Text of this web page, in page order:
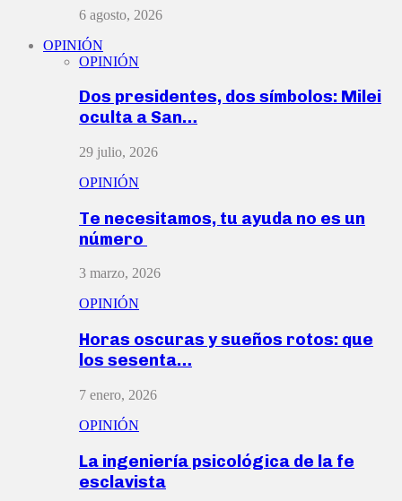
6 agosto, 2026
OPINIÓN
OPINIÓN
Dos presidentes, dos símbolos: Milei
oculta a San…
29 julio, 2026
OPINIÓN
Te necesitamos, tu ayuda no es un
número
3 marzo, 2026
OPINIÓN
Horas oscuras y sueños rotos: que
los sesenta…
7 enero, 2026
OPINIÓN
La ingeniería psicológica de la fe
esclavista